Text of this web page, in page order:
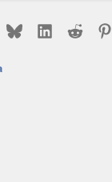
BlueskyLinkedIn
Reddit